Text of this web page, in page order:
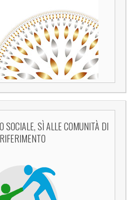
SOCIALE, SÌ ALLE COMUNITÀ DI
RIFERIMENTO